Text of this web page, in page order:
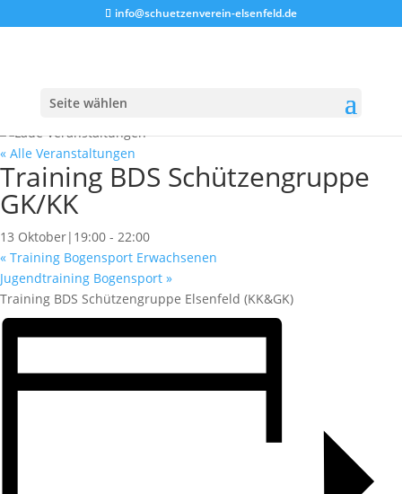
info@schuetzenverein-elsenfeld.de
Seite wählen
« Alle Veranstaltungen
Training BDS Schützengruppe
GK/KK
13 Oktober|19:00 - 22:00
« Training Bogensport Erwachsenen
Jugendtraining Bogensport »
Training BDS Schützengruppe Elsenfeld (KK&GK)